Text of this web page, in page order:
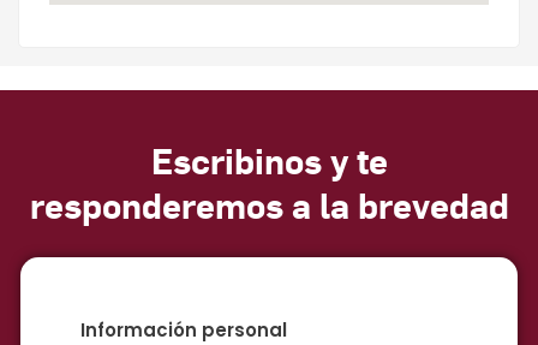
Escribinos y te
responderemos a la brevedad
Información personal